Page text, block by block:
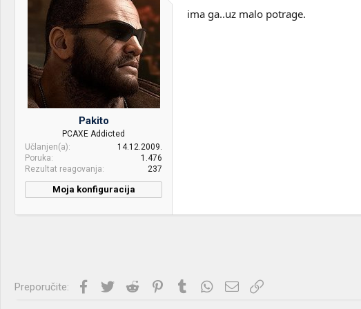
keyboard:
Imperator + podloga QCK
Internet: ADSL
OS & Browser: Windows 7 Ultimate 64 bit
Pakito
PCAXE Addicted
Učlanjen(a)
14.12.2009.
Poruka
1.476
Rezultat reagovanja
237
Moja konfiguracija
Name:
ima ga..uz malo potrage.
Preporučite: Facebook
Twitter Reddit PinterestTumblrWhatsApp
Imejl Link